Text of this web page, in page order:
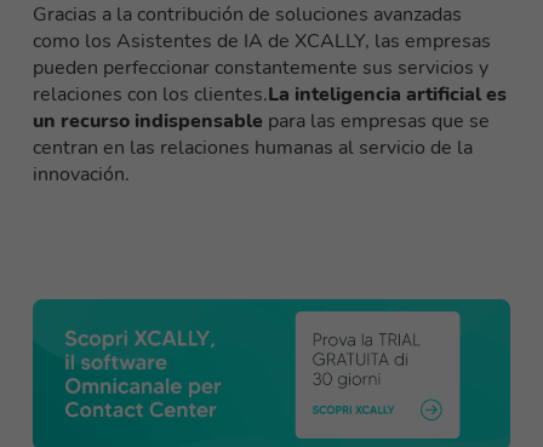
Gracias a la contribución de soluciones avanzadas
como los Asistentes de IA de XCALLY, las empresas
pueden perfeccionar constantemente sus servicios y
relaciones con los clientes.La inteligencia artificial es
un recurso indispensable para las empresas que se
centran en las relaciones humanas al servicio de la
innovación.